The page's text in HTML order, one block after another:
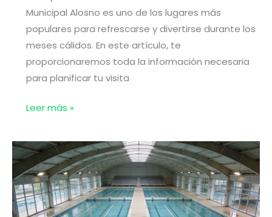
Municipal Alosno es uno de los lugares más
populares para refrescarse y divertirse durante los
meses cálidos. En este artículo, te
proporcionaremos toda la información necesaria
para planificar tu visita
Piscinas
Alosno
(Huelva)
Leer más »